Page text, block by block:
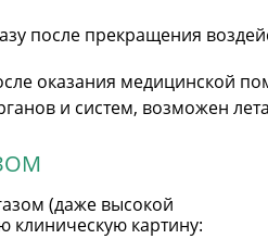
после прекращения
оказания медицинской
и систем, возможен
(даже высокой
клиническую картину: